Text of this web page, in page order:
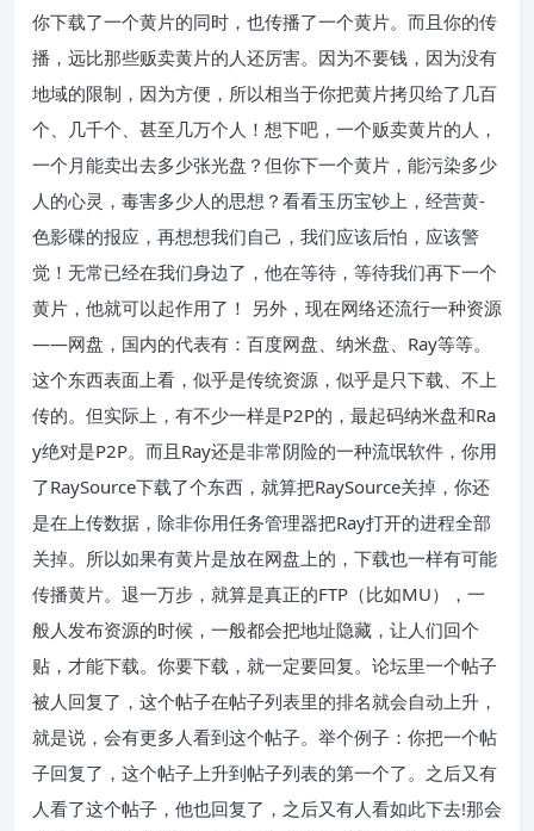
你下载了一个黄片的同时，也传播了一个黄片。而且你的传
播，远比那些贩卖黄片的人还厉害。因为不要钱，因为没有
地域的限制，因为方便，所以相当于你把黄片拷贝给了几百
个、几千个、甚至几万个人！想下吧，一个贩卖黄片的人，
一个月能卖出去多少张光盘？但你下一个黄片，能污染多少
人的心灵，毒害多少人的思想？看看玉历宝钞上，经营黄-
色影碟的报应，再想想我们自己，我们应该后怕，应该警
觉！无常已经在我们身边了，他在等待，等待我们再下一个
黄片，他就可以起作用了！ 另外，现在网络还流行一种资源
——网盘，国内的代表有：百度网盘、纳米盘、Ray等等。
这个东西表面上看，似乎是传统资源，似乎是只下载、不上
传的。但实际上，有不少一样是P2P的，最起码纳米盘和Ra
y绝对是P2P。而且Ray还是非常阴险的一种流氓软件，你用
了RaySource下载了个东西，就算把RaySource关掉，你还
是在上传数据，除非你用任务管理器把Ray打开的进程全部
关掉。所以如果有黄片是放在网盘上的，下载也一样有可能
传播黄片。退一万步，就算是真正的FTP（比如MU），一
般人发布资源的时候，一般都会把地址隐藏，让人们回个
贴，才能下载。你要下载，就一定要回复。论坛里一个帖子
被人回复了，这个帖子在帖子列表里的排名就会自动上升，
就是说，会有更多人看到这个帖子。举个例子：你把一个帖
子回复了，这个帖子上升到帖子列表的第一个了。之后又有
人看了这个帖子，他也回复了，之后又有人看如此下去!那会